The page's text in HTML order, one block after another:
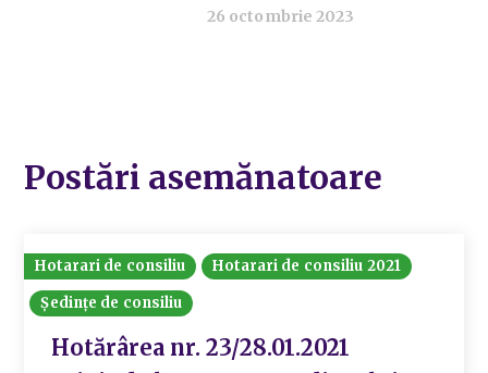
26 octombrie 2023
Postări asemănatoare
Hotarari de consiliu
Hotarari de consiliu 2021
Ședințe de consiliu
Hotărârea nr. 23/28.01.2021